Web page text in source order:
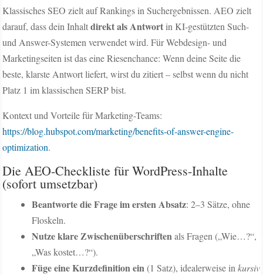
Klassisches SEO zielt auf Rankings in Suchergebnissen. AEO zielt
darauf, dass dein Inhaltdirekt als Antwort in KI-gestützten Such-
und Answer-Systemen verwendet wird. Für Webdesign- und
Marketingseiten ist das eine Riesenchance: Wenn deine Seite die
beste, klarste Antwort liefert, wirst du zitiert – selbst wenn du nicht
Platz 1 im klassischen SERP bist.
Kontext und Vorteile für Marketing-Teams:
https://blog.hubspot.com/marketing/benefits-of-answer-engine-
optimization.
Die AEO-Checkliste für WordPress-Inhalte
(sofort umsetzbar)
Beantworte die Frage im ersten Absatz: 2–3 Sätze, ohne
Floskeln.
Nutze klare Zwischenüberschriftenals Fragen („Wie…?“,
„Was kostet…?“).
Füge eine Kurzdefinition ein(1 Satz), idealerweise inkursiv